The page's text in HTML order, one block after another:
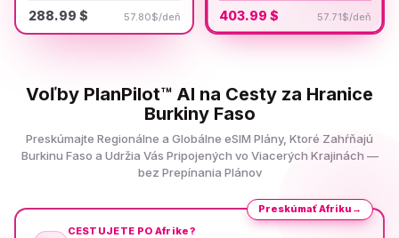
288.99 $ 57.80$/deň 403.99 $ 57.71$/deň
Voľby PlanPilot™ AI na Cesty za Hranice
Burkiny Faso
Preskúmajte Regionálne a Globálne eSIM Plány, Ktoré Zahŕňajú
Burkinu Faso a Udržia Vás Pripojených vo Viacerých Krajinách —
bez Prepínania Plánov
CESTUJETE PO Afrike?
Preskúmať Afriku →